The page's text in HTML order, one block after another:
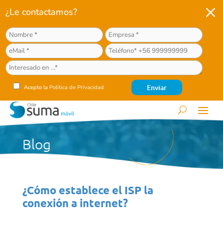
¿Le contactamos?
Acepto la Política de Privacidad
M
Blog
¿Cómo establece el ISP la
conexión a internet?